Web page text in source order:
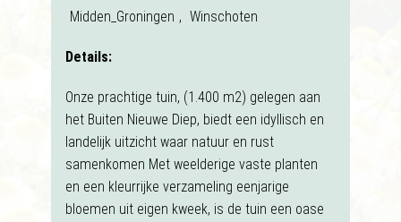
Midden_Groningen , Winschoten
Details:
Onze prachtige tuin, (1.400 m2) gelegen aan
het Buiten Nieuwe Diep, biedt een idyllisch en
landelijk uitzicht waar natuur en rust
samenkomen Met weelderige vaste planten
en een kleurrijke verzameling eenjarige
bloemen uit eigen kweek, is de tuin een oase